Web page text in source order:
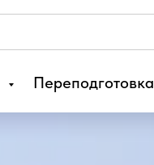
Переподготовка